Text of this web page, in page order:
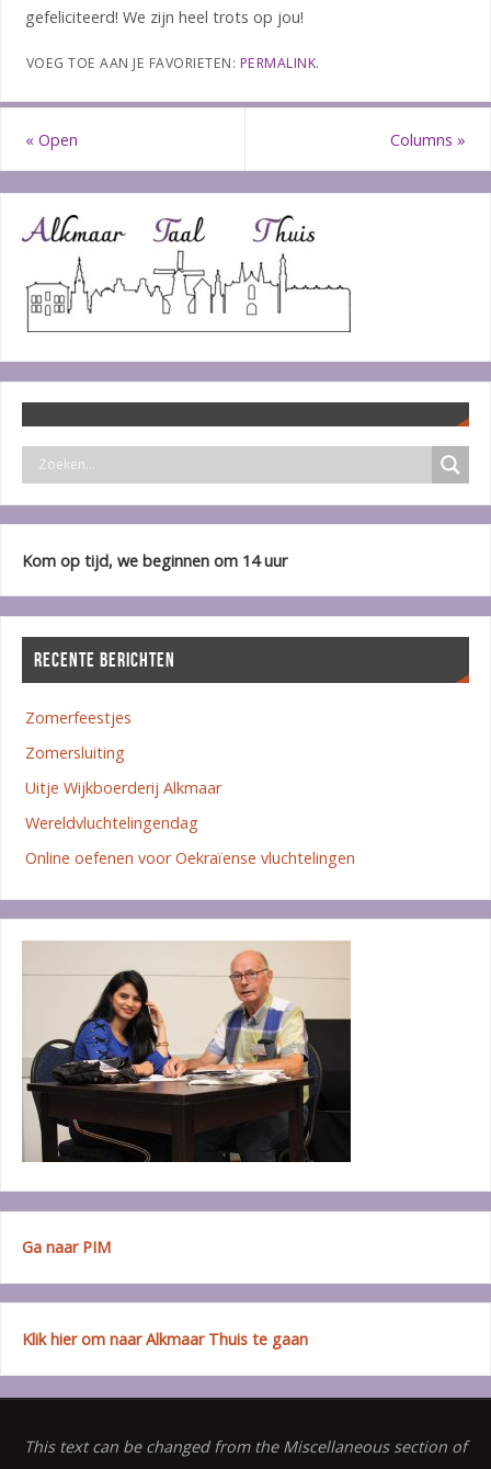
gefeliciteerd! We zijn heel trots op jou!
VOEG TOE AAN JE FAVORIETEN: PERMALINK.
« Open Columns »
Kom op tijd, we beginnen om 14 uur
RECENTE BERICHTEN
Zomerfeestjes
Zomersluiting
Uitje Wijkboerderij Alkmaar
Wereldvluchtelingendag
Online oefenen voor Oekraïense vluchtelingen
Ga naar PIM
Klik hier om naar Alkmaar Thuis te gaan
This text can be changed from the Miscellaneous section of